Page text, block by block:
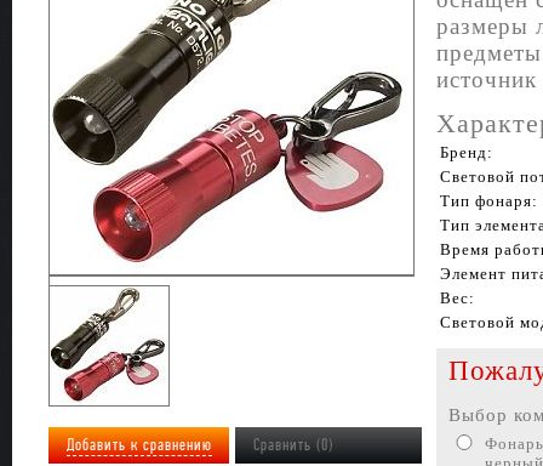
Добавить к сравнению Сравнить (0)
размеры
источник
Бренд:
Световой
Тип фонаря:
Тип
Время
Элемент
Вес:
Световой
Выбор